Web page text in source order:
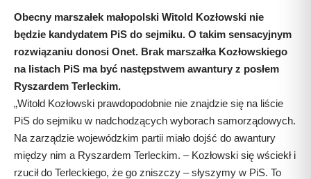
Obecny marszałek małopolski Witold Kozłowski nie
będzie kandydatem PiS do sejmiku. O takim sensacyjnym
rozwiązaniu donosi Onet. Brak marszałka Kozłowskiego
na listach PiS ma być następstwem awantury z posłem
Ryszardem Terleckim.
„Witold Kozłowski prawdopodobnie nie znajdzie się na liście
PiS do sejmiku w nadchodzących wyborach samorządowych.
Na zarządzie wojewódzkim partii miało dojść do awantury
między nim a Ryszardem Terleckim. – Kozłowski się wściekł i
rzucił do Terleckiego, że go zniszczy – słyszymy w PiS. To